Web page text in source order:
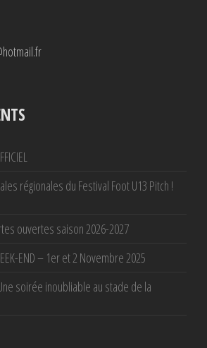
régionales du Festival Foot U13 Pitch !
ouvertes saison 2026-2027
END – 1er et 2 Novembre 2025
soirée inoubliable au stade de la